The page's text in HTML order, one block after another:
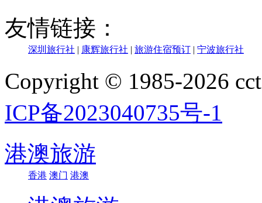
友情链接：
深圳旅行社 | 康辉旅行社 | 旅游住宿预订 | 宁波旅行社
Copyright © 1985-2026
ICP备2023040735号-1
港澳旅游
香港 澳门 港澳